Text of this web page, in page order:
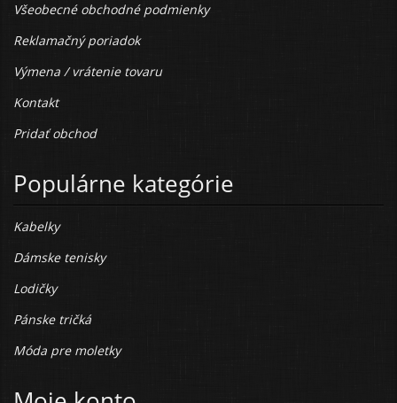
Všeobecné obchodné podmienky
Reklamačný poriadok
Výmena / vrátenie tovaru
Kontakt
Pridať obchod
Populárne kategórie
Kabelky
Dámske tenisky
Lodičky
Pánske tričká
Móda pre moletky